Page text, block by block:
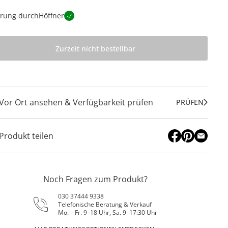
durchHöffner
Zurzeit nicht bestellbar
Ort ansehen & Verfügbarkeit prüfen PRÜFEN
teilen
Noch Fragen zum Produkt?
030 37444 9338
Telefonische Beratung & Verkauf
Mo. – Fr. 9–18 Uhr, Sa. 9–17:30 Uhr